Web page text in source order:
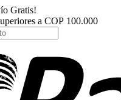
Gratis!
a COP 100.000